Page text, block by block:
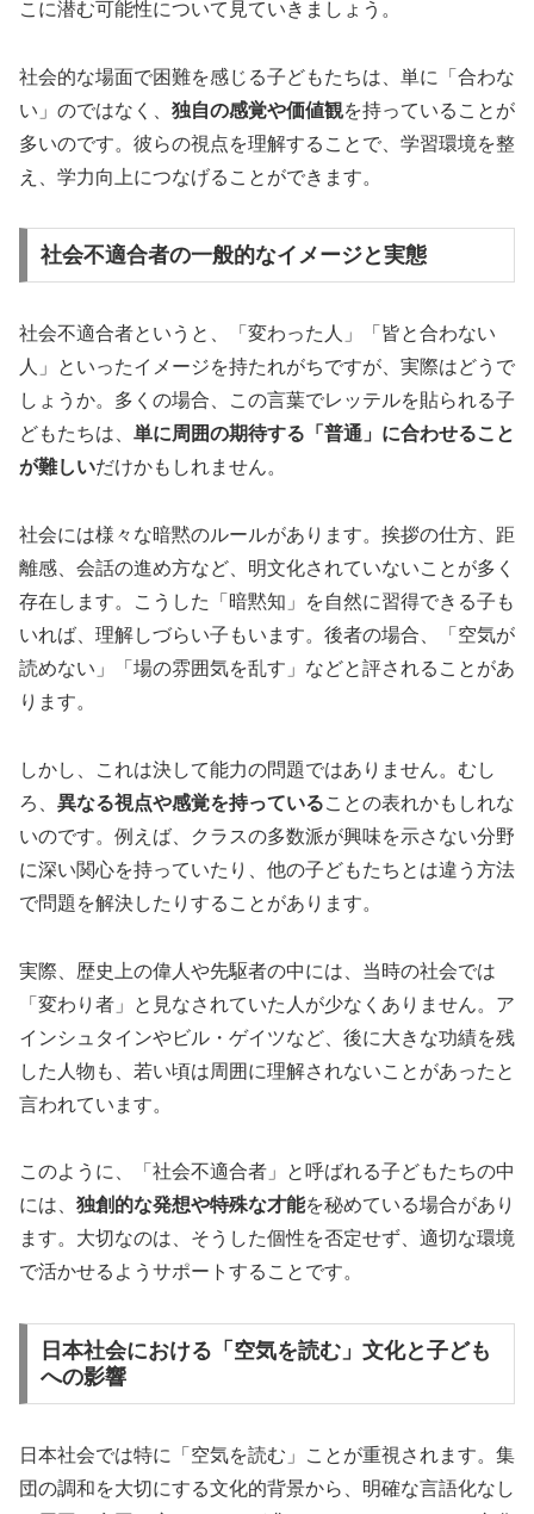
こに潜む可能性について見ていきましょう。
社会的な場面で困難を感じる子どもたちは、単に「合わな
い」のではなく、 独自の感覚や価値観を持っていることが
多いのです。彼らの視点を理解することで、学習環境を整
え、学力向上につなげることができます。
社会不適合者の一般的なイメージと実態
社会不適合者というと、「変わった人」「皆と合わない
人」といったイメージを持たれがちですが、実際はどうで
しょうか。多くの場合、この言葉でレッテルを貼られる子
どもたちは、 単に周囲の期待する「普通」に合わせること
が難しいだけかもしれません。
社会には様々な暗黙のルールがあります。挨拶の仕方、距
離感、会話の進め方など、明文化されていないことが多く
存在します。こうした「暗黙知」を自然に習得できる子も
いれば、理解しづらい子もいます。後者の場合、「空気が
読めない」「場の雰囲気を乱す」などと評されることがあ
ります。
しかし、これは決して能力の問題ではありません。むし
ろ、 異なる視点や感覚を持っていることの表れかもしれな
いのです。例えば、クラスの多数派が興味を示さない分野
に深い関心を持っていたり、他の子どもたちとは違う方法
で問題を解決したりすることがあります。
実際、歴史上の偉人や先駆者の中には、当時の社会では
「変わり者」と見なされていた人が少なくありません。ア
インシュタインやビル・ゲイツなど、後に大きな功績を残
した人物も、若い頃は周囲に理解されないことがあったと
言われています。
このように、「社会不適合者」と呼ばれる子どもたちの中
には、 独創的な発想や特殊な才能を秘めている場合があり
ます。大切なのは、そうした個性を否定せず、適切な環境
で活かせるようサポートすることです。
日本社会における「空気を読む」文化と子ども
への影響
日本社会では特に「空気を読む」ことが重視されます。集
団の調和を大切にする文化的背景から、明確な言語化なし